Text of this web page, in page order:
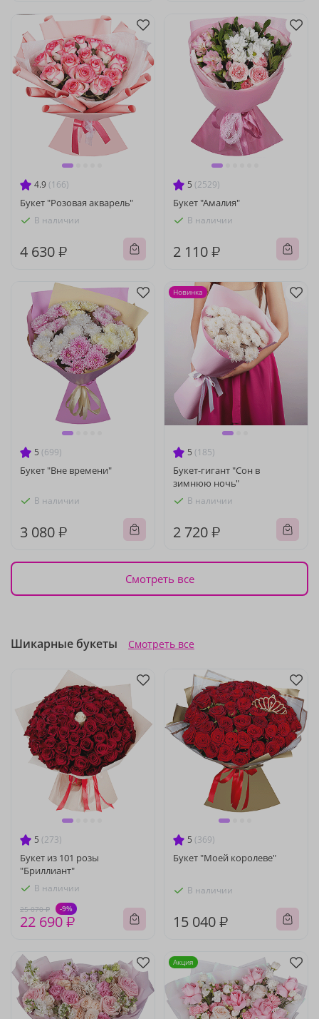
4.9 (166)
Букет "Розовая акварель"
В наличии
4 630 ₽
5 (2529)
Букет "Амалия"
В наличии
2 110 ₽
5 (699)
Букет "Вне времени"
В наличии
3 080 ₽
5 (185)
Букет-гигант "Сон в
зимнюю ночь"
В наличии
2 720 ₽
Новинка
Смотреть все
Шикарные букеты Смотреть все
5 (273)
Букет из 101 розы
"Бриллиант"
В наличии
25 070 ₽ -9%
22 690 ₽
5 (369)
Букет "Моей королеве"
В наличии
15 040 ₽
Акция